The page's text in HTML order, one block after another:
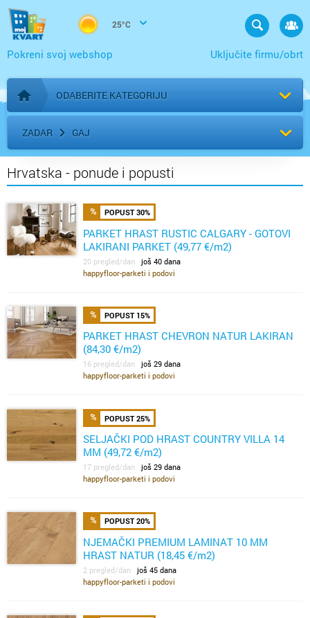
25°C
Uključite firmu/obrt
Pokreni svoj webshop
Početna stranica
ODABERITE KATEGORIJU
ZADAR GAJ
Hrvatska - ponude i popusti
POPUST 30%
PARKET HRAST RUSTIC CALGARY - GOTOVI
LAKIRANI PARKET (49,77 €/m2)
20 pregled/dan još 40 dana
happyfloor-parketi i podovi
POPUST 15%
PARKET HRAST CHEVRON NATUR LAKIRAN
(84,30 €/m2)
16 pregled/dan još 29 dana
happyfloor-parketi i podovi
POPUST 25%
SELJAČKI POD HRAST COUNTRY VILLA 14
MM (49,72 €/m2)
17 pregled/dan još 29 dana
happyfloor-parketi i podovi
POPUST 20%
NJEMAČKI PREMIUM LAMINAT 10 MM
HRAST NATUR (18,45 €/m2)
2 pregled/dan još 45 dana
happyfloor-parketi i podovi